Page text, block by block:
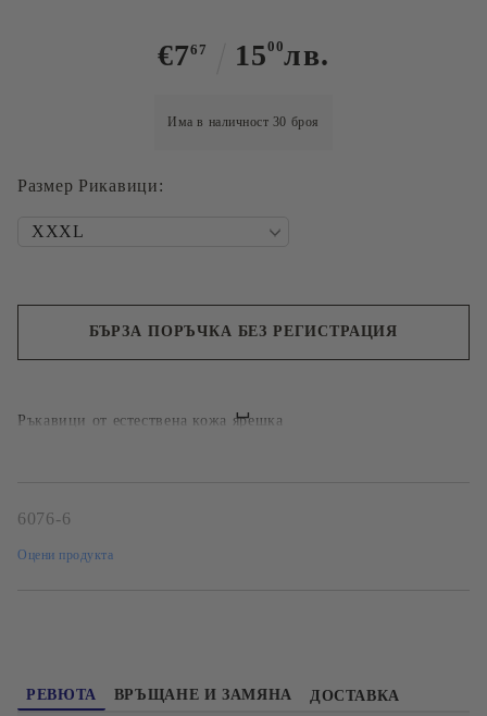
€767 1500лв.
Има в наличност 30 броя
Ръкавици от естествена кожа ярешка
Размер Рикавици:
БЪРЗА ПОРЪЧКА БЕЗ РЕГИСТРАЦИЯ
6076-6
Оцени продукта
РЕВЮТА ВРЪЩАНЕ И ЗАМЯНА ДОСТАВКА